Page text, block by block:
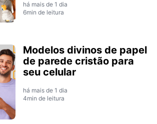
há mais de 1 dia
6min de leitura
Modelos divinos de papel
de parede cristão para
seu celular
há mais de 1 dia
4min de leitura